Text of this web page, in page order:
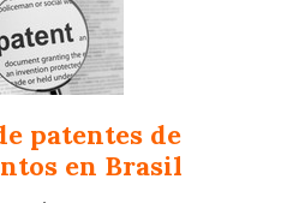
patentes de
en Brasil